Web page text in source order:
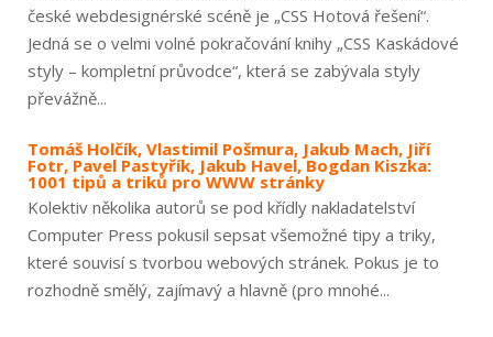
české webdesignérské scéně je „CSS Hotová řešení“.
Jedná se o velmi volné pokračování knihy „CSS Kaskádové
styly – kompletní průvodce“, která se zabývala styly
převážně...
Tomáš Holčík, Vlastimil Pošmura, Jakub Mach, Jiří
Fotr, Pavel Pastyřík, Jakub Havel, Bogdan Kiszka:
1001 tipů a triků pro WWW stránky
Kolektiv několika autorů se pod křídly nakladatelství
Computer Press pokusil sepsat všemožné tipy a triky,
které souvisí s tvorbou webových stránek. Pokus je to
rozhodně smělý, zajímavý a hlavně (pro mnohé...